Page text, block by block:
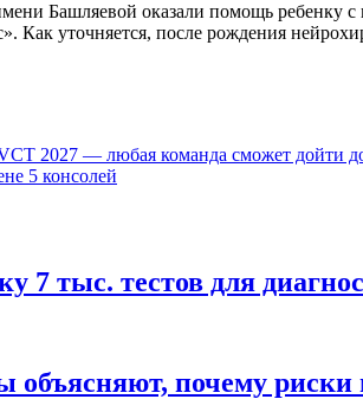
Башляевой оказали помощь ребенку
Как уточняется, после рождения
2027 — любая команда сможет дойти
5 консолей
7 тыс. тестов для
почему